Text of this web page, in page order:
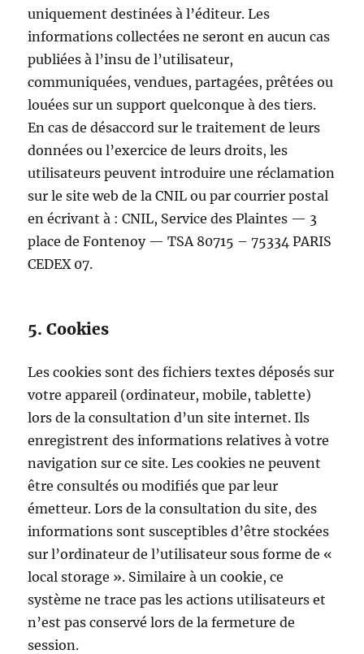
uniquement destinées à l’éditeur. Les
informations collectées ne seront en aucun cas
publiées à l’insu de l’utilisateur,
communiquées, vendues, partagées, prêtées ou
louées sur un support quelconque à des tiers.
En cas de désaccord sur le traitement de leurs
données ou l’exercice de leurs droits, les
utilisateurs peuvent introduire une réclamation
sur le site web de la CNIL ou par courrier postal
en écrivant à : CNIL, Service des Plaintes — 3
place de Fontenoy — TSA 80715 – 75334 PARIS
CEDEX 07.
5. Cookies
Les cookies sont des fichiers textes déposés sur
votre appareil (ordinateur, mobile, tablette)
lors de la consultation d’un site internet. Ils
enregistrent des informations relatives à votre
navigation sur ce site. Les cookies ne peuvent
être consultés ou modifiés que par leur
émetteur. Lors de la consultation du site, des
informations sont susceptibles d’être stockées
sur l’ordinateur de l’utilisateur sous forme de «
local storage ». Similaire à un cookie, ce
système ne trace pas les actions utilisateurs et
n’est pas conservé lors de la fermeture de
session.